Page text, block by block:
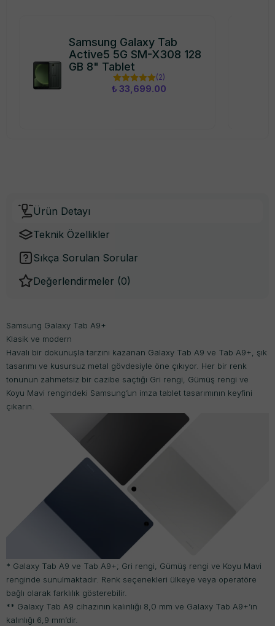
Samsung Galaxy Tab
Active5 5G SM-X308 128
GB 8" Tablet
(2)
₺ 33,699.00
Ürün Detayı
Teknik Özellikler
Sıkça Sorulan Sorular
Değerlendirmeler (0)
Samsung Galaxy Tab A9+
Klasik ve modern
Havalı bir dokunuşla tarzını kazanan Galaxy Tab A9 ve Tab A9+, şık
tasarımı ve kusursuz metal gövdesiyle öne çıkıyor. Her bir renk
tonunun zahmetsiz bir cazibe saçtığı Gri rengi, Gümüş rengi ve
Koyu Mavi rengindeki Samsung’un imza tablet tasarımının keyfini
çıkarın.
* Galaxy Tab A9 ve Tab A9+; Gri rengi, Gümüş rengi ve Koyu Mavi
renginde sunulmaktadır. Renk seçenekleri ülkeye veya operatöre
bağlı olarak farklılık gösterebilir.
** Galaxy Tab A9 cihazının kalınlığı 8,0 mm ve Galaxy Tab A9+’ın
kalınlığı 6,9 mm’dir.